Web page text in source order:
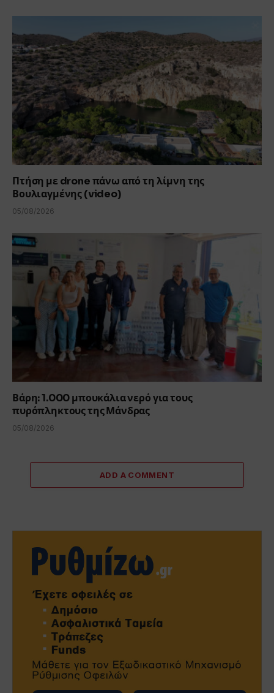
Πτήση με drone πάνω από τη λίμνη της
Βουλιαγμένης (video)
05/08/2026
Βάρη: 1.000 μπουκάλια νερό για τους
πυρόπληκτους της Μάνδρας
05/08/2026
ADD A COMMENT